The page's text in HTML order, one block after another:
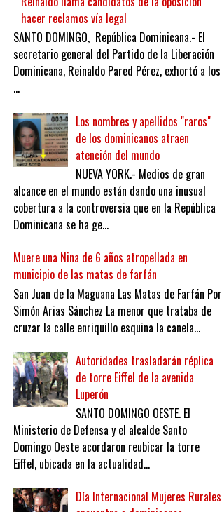
hacer reclamos vía legal
SANTO DOMINGO, República Dominicana.- El
secretario general del Partido de la Liberación
Dominicana, Reinaldo Pared Pérez, exhortó a los
...
Los nombres y apellidos "raros"
de los dominicanos atraen
atención del mundo
NUEVA YORK.- Medios de gran
alcance en el mundo están dando una inusual
cobertura a la controversia que en la República
Dominicana se ha ge...
Muere una Nina de 6 años atropellada en
municipio de las matas de farfán
San Juan de la Maguana Las Matas de Farfán Por
Simón Arias Sánchez La menor que trataba de
cruzar la calle enriquillo esquina la canela...
Autoridades trasladarán réplica
de torre Eiffel de la avenida
Luperón
SANTO DOMINGO OESTE. El
Ministerio de Defensa y el alcalde Santo
Domingo Oeste acordaron reubicar la torre
Eiffel, ubicada en la actualidad...
Día Internacional Mujeres Rurales